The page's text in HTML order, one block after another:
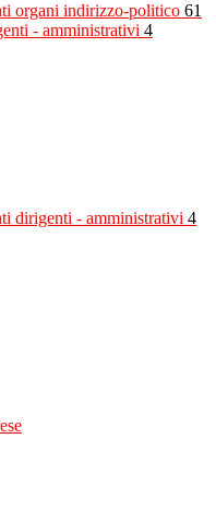
organi indirizzo-politico 61
- amministrativi 4
dirigenti - amministrativi 4